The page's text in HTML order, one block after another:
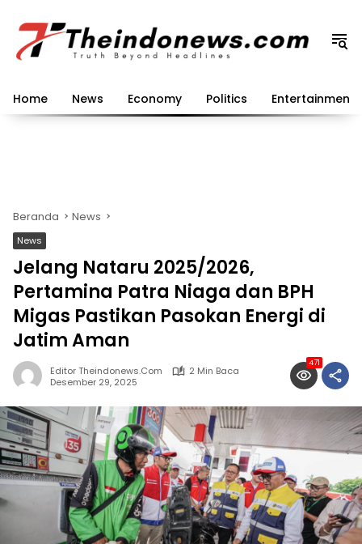
konten
Home News Economy Politics Entertainment
Beranda News
News
Jelang Nataru 2025/2026,
Pertamina Patra Niaga dan BPH
Migas Pastikan Pasokan Energi di
Jatim Aman
Editor Theindonews.com
2 Min Baca
Desember 29, 2025
471